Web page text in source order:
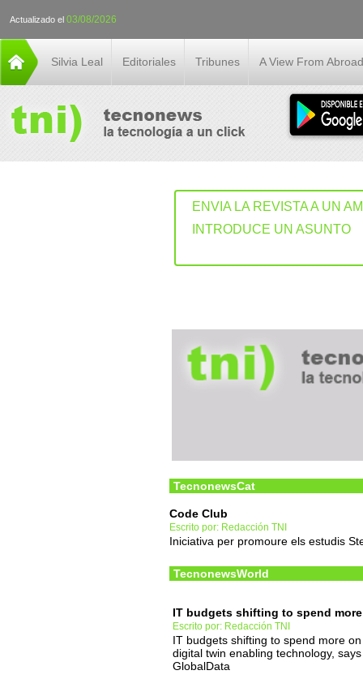
Actualizado el 03/08/2026
Silvia Leal Editoriales Tribunes A View From Abroad
ENVIA LA REVISTA A UN
INTRODUCE UN ASUNTO
TecnonewsCat
Code Club
Escrito por: Redacción TNI
Iniciativa per promoure els estudis
TecnonewsWorld
IT budgets shifting to spend more
Escrito por: Redacción TNI
IT budgets shifting to spend more on
digital twin enabling technology, says
GlobalData